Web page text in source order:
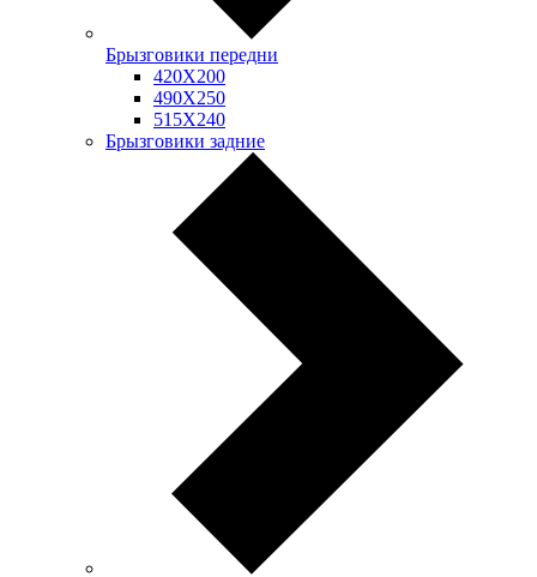
Брызговики передни
420Х200
490Х250
515Х240
Брызговики задние